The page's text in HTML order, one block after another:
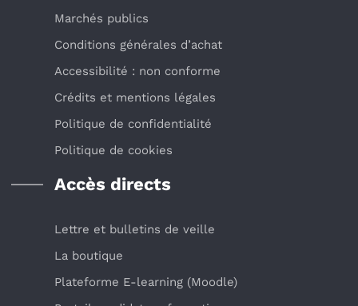
Marchés publics
Conditions générales d’achat
Accessibilité : non conforme
Crédits et mentions légales
Politique de confidentialité
Politique de cookies
Accès directs
Lettre et bulletins de veille
La boutique
Plateforme E-learning (Moodle)